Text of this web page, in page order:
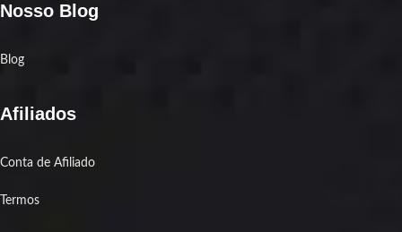
Nosso Blog
Blog
Afiliados
Conta de Afiliado
Termos